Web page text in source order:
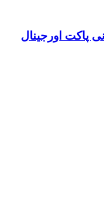
پاکت اورجینال